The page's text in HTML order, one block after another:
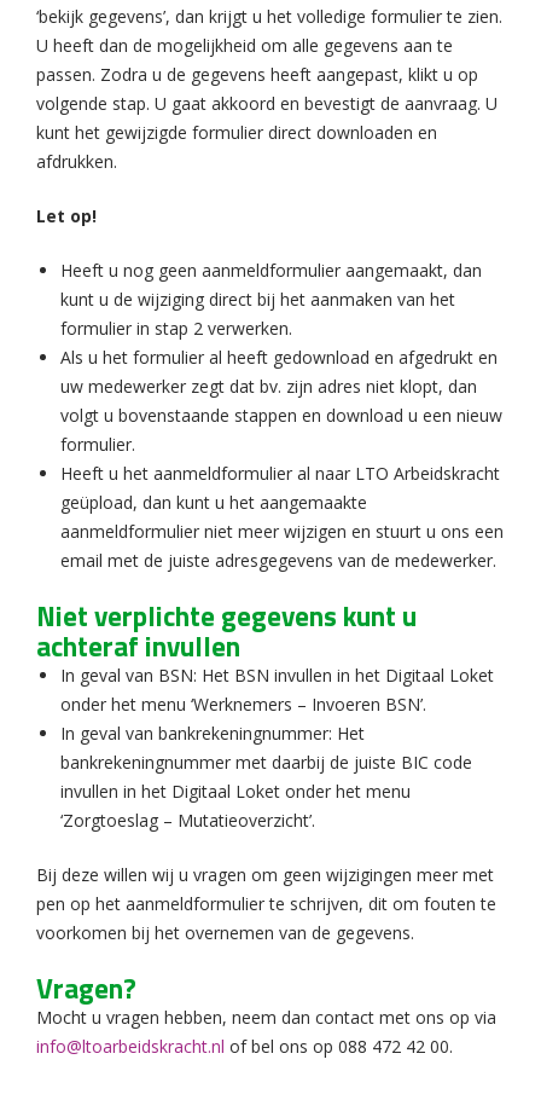
‘bekijk gegevens’, dan krijgt u het volledige formulier te zien.
U heeft dan de mogelijkheid om alle gegevens aan te
passen. Zodra u de gegevens heeft aangepast, klikt u op
volgende stap. U gaat akkoord en bevestigt de aanvraag. U
kunt het gewijzigde formulier direct downloaden en
afdrukken.
Let op!
Heeft u nog geen aanmeldformulier aangemaakt, dan
kunt u de wijziging direct bij het aanmaken van het
formulier in stap 2 verwerken.
Als u het formulier al heeft gedownload en afgedrukt en
uw medewerker zegt dat bv. zijn adres niet klopt, dan
volgt u bovenstaande stappen en download u een nieuw
formulier.
Heeft u het aanmeldformulier al naar LTO Arbeidskracht
geüpload, dan kunt u het aangemaakte
aanmeldformulier niet meer wijzigen en stuurt u ons een
email met de juiste adresgegevens van de medewerker.
Niet verplichte gegevens kunt u
achteraf invullen
In geval van BSN: Het BSN invullen in het Digitaal Loket
onder het menu ‘Werknemers – Invoeren BSN’.
In geval van bankrekeningnummer: Het
bankrekeningnummer met daarbij de juiste BIC code
invullen in het Digitaal Loket onder het menu
‘Zorgtoeslag – Mutatieoverzicht’.
Bij deze willen wij u vragen om geen wijzigingen meer met
pen op het aanmeldformulier te schrijven, dit om fouten te
voorkomen bij het overnemen van de gegevens.
Vragen?
Mocht u vragen hebben, neem dan contact met ons op via
info@ltoarbeidskracht.nl of bel ons op 088 472 42 00.